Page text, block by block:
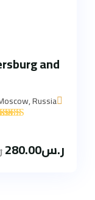
and
Russia
ر.س280.00